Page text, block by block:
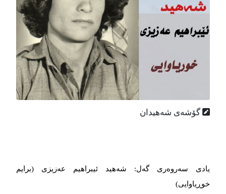
گۆشه‌ی شه‌هیدان
یادی سەروەری گەل: شەهید ئیبراهیم عەزیزی (برایم
خوڕیاوایی)